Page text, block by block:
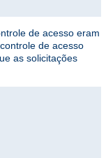
de acesso eram
de acesso
as solicitações